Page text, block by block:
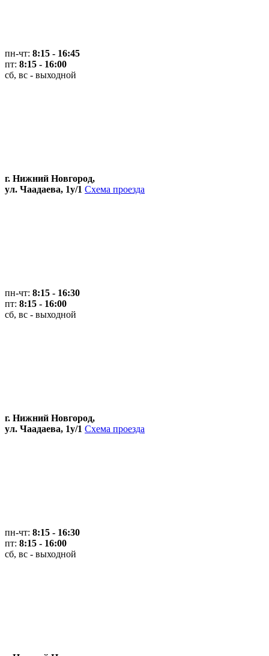
пн-чт: 8:15 - 16:45
пт: 8:15 - 16:00
сб, вс - выходной
г. Нижний Новгород,
ул. Чаадаева, 1у/1 Схема проезда
пн-чт: 8:15 - 16:30
пт: 8:15 - 16:00
сб, вс - выходной
г. Нижний Новгород,
ул. Чаадаева, 1у/1 Схема проезда
пн-чт: 8:15 - 16:30
пт: 8:15 - 16:00
сб, вс - выходной